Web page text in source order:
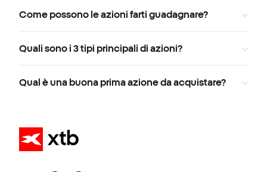
Come possono le azioni farti guadagnare?
Quali sono i 3 tipi principali di azioni?
Qual è una buona prima azione da acquistare?